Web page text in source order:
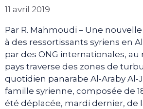
11 avril 2019
Par R. Mahmoudi – Une
à des ressortissants syriens en
par des ONG internationales,
pays traverse des zones de
quotidien panarabe Al-Araby Al-
famille syrienne, composée de
été déplacée, mardi dernier, de